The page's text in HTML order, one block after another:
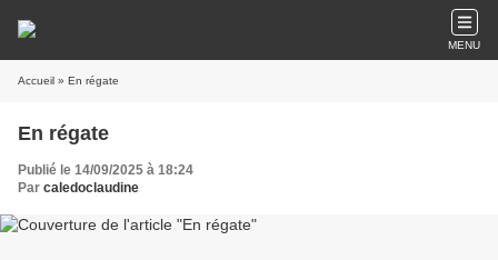
MENU
Accueil » En régate
En régate
Publié le 14/09/2025 à 18:24
Par caledoclaudine